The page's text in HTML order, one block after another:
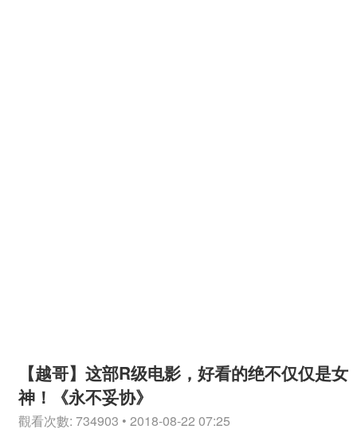
【越哥】这部R级电影，好看的绝不仅仅是女
神！《永不妥协》
觀看次數: 734903 • 2018-08-22 07:25